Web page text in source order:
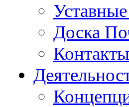
Доска
Контакты